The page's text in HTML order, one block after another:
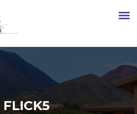
FLICK5